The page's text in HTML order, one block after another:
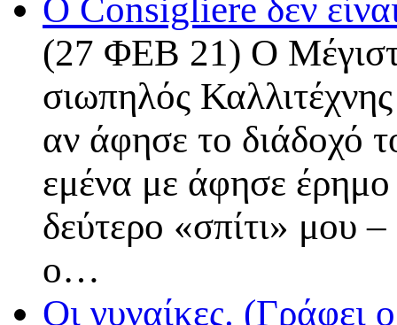
O Consigliere δεν
(27 ΦΕΒ 21) Ο
σιωπηλός
αν άφησε το διάδοχό
εμένα με άφησε
δεύτερο «σπίτι» μου
ο…
Οι γυναίκες.